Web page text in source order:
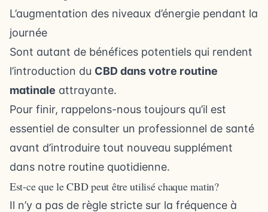
L’augmentation des niveaux d’énergie pendant la
journée
Sont autant de bénéfices potentiels qui rendent
l’introduction du CBD dans votre routine
matinale attrayante.
Pour finir, rappelons-nous toujours qu’il est
essentiel de consulter un professionnel de santé
avant d’introduire tout nouveau supplément
dans notre routine quotidienne.
Est-ce que le CBD peut être utilisé chaque matin?
Il n’y a pas de règle stricte sur la fréquence à